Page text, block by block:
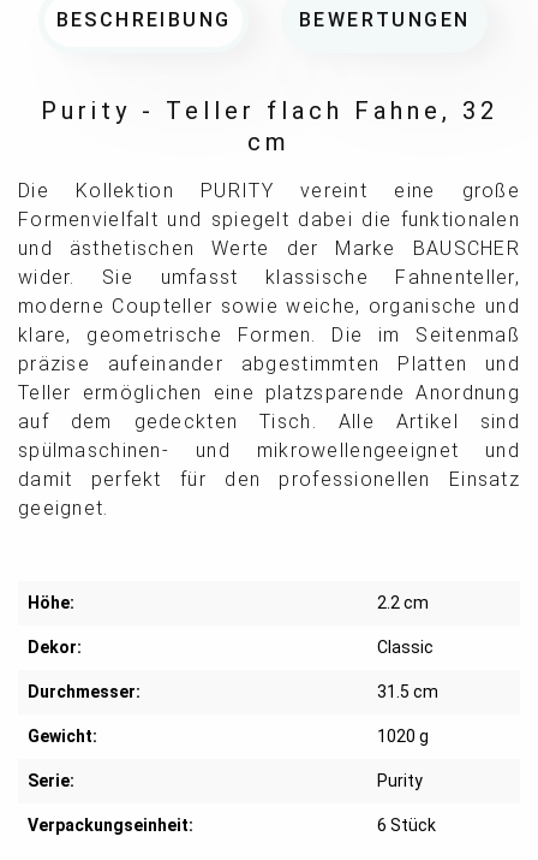
BESCHREIBUNG BEWERTUNGEN
Purity - Teller flach Fahne, 32
cm
Die Kollektion PURITY vereint eine große
Formenvielfalt und spiegelt dabei die funktionalen
und ästhetischen Werte der Marke BAUSCHER
wider. Sie umfasst klassische Fahnenteller,
moderne Coupteller sowie weiche, organische und
klare, geometrische Formen. Die im Seitenmaß
präzise aufeinander abgestimmten Platten und
Teller ermöglichen eine platzsparende Anordnung
auf dem gedeckten Tisch. Alle Artikel sind
spülmaschinen- und mikrowellengeeignet und
damit perfekt für den professionellen Einsatz
geeignet.
Höhe: 2.2 cm
Dekor: Classic
Durchmesser: 31.5 cm
Gewicht: 1020 g
Serie: Purity
Verpackungseinheit: 6 Stück